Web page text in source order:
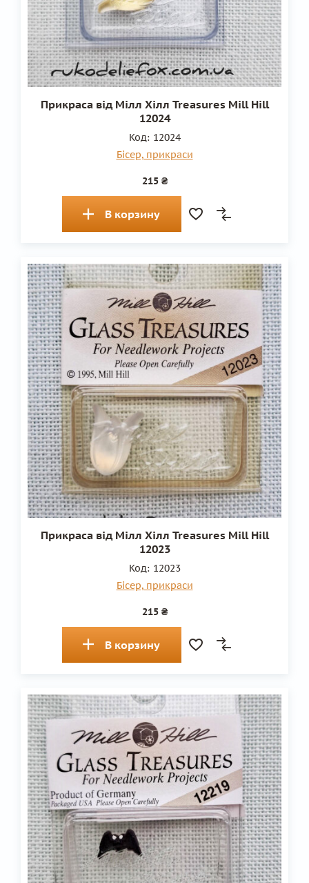
Прикраса від Мілл Хілл Treasures Mill Hill
12024
Код: 12024
Бісер, прикраси
215 ₴
В корзину
Прикраса від Мілл Хілл Treasures Mill Hill
12023
Код: 12023
Бісер, прикраси
215 ₴
В корзину